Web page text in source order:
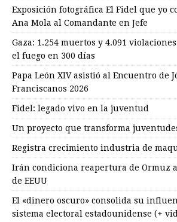
Exposición fotográfica El Fidel que yo
Ana Mola al Comandante en Jefe
Gaza: 1.254 muertos y 4.091
el fuego en 300 días
Papa León XIV asistió al Encuentro de
Franciscanos 2026
Fidel: legado vivo en la juventud
Un proyecto que transforma
Registra crecimiento industria de
Irán condiciona reapertura de Ormuz
de EEUU
El «dinero oscuro» consolida su
sistema electoral estadounidense (+